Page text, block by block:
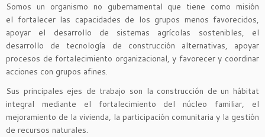
Somos un organismo no gubernamental que tiene como misión
el fortalecer las capacidades de los grupos menos favorecidos,
apoyar el desarrollo de sistemas agrícolas sostenibles, el
desarrollo de tecnología de construcción alternativas, apoyar
procesos de fortalecimiento organizacional, y favorecer y coordinar
acciones con grupos afines.
Sus principales ejes de trabajo son la construcción de un hábitat
integral mediante el fortalecimiento del núcleo familiar, el
mejoramiento de la vivienda, la participación comunitaria y la gestión
de recursos naturales.